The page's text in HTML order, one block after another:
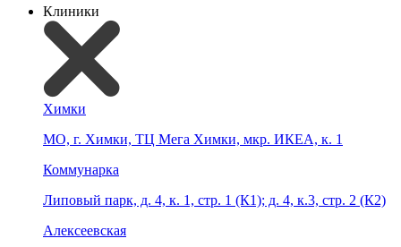
Клиники
Химки
МО, г. Химки, ТЦ Мега Химки, мкр. ИКЕА, к. 1
Коммунарка
Липовый парк, д. 4, к. 1, стр. 1 (К1); д. 4, к.3, стр. 2 (К2)
Алексеевская